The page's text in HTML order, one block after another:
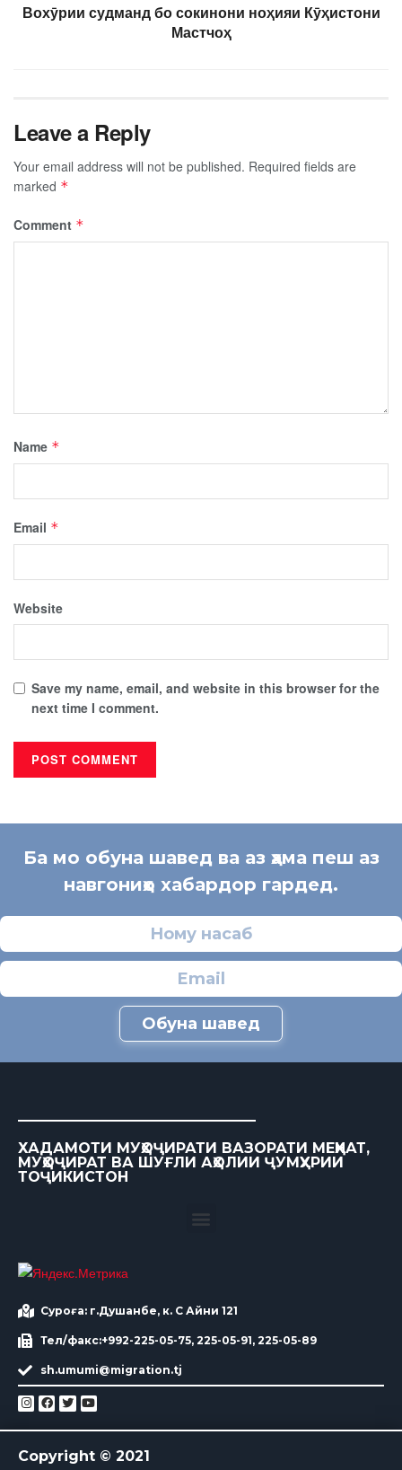
Вохӯрии судманд бо сокинони ноҳияи Кӯҳистони
Мастчоҳ
Leave a Reply
Your email address will not be published. Required fields are
marked *
Comment *
Name *
Email *
Website
Save my name, email, and website in this browser for the
next time I comment.
Ба мо обуна шавед ва аз ҳама пеш аз
навгониҳо хабардор гардед.
Обуна шавед
ХАДАМОТИ МУҲОҶИРАТИ ВАЗОРАТИ МЕҲНАТ,
МУҲОҶИРАТ ВА ШУҒЛИ АҲОЛИИ ҶУМҲУРИИ
ТОҶИКИСТОН
Суроға: г.Душанбе, к. С Айни 121
Тел/факс:+992-225-05-75, 225-05-91, 225-05-89
sh.umumi@migration.tj
Copyright © 2021